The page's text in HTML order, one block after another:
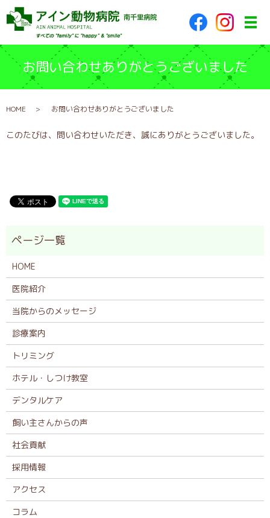
メ
お問い合わせありがとうございました
HOME お問い合わせありがとうございました
このたびは、問い合わせいただき、誠にありがとうございました。
HOME
医院紹介
当院からのメッセージ
診療案内
トリミング
ホテル・しつけ教室
デンタルケア
飼い主さんからの声
社会貢献
採用情報
アクセス
コラム